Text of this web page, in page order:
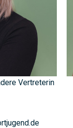
Vertreterin